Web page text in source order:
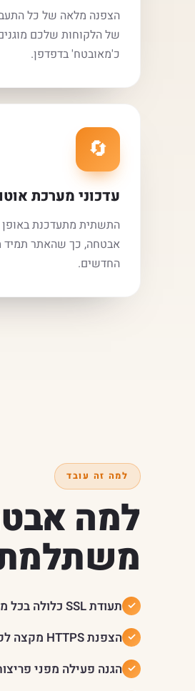
הצפנה מלאה של כל
של הלקוחות שלכם
כ'מאובטח' בדפדפן.
🔄
עדכוני מערכת
התשתית מתעדכנת באופן
אבטחה, כך שהאתר תמיד
החדשים.
למה זה עובד
למה
תעודת SSL כלולה בכל מנוי
הצפנת HTTPS מקצה לקצה
הגנה פעילה מפני